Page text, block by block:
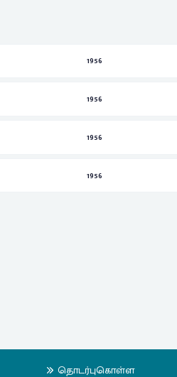
1956
1956
1956
1956
தொடர்புகொள்ள